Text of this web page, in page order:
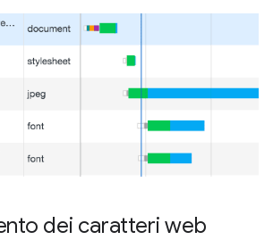
dei caratteri web